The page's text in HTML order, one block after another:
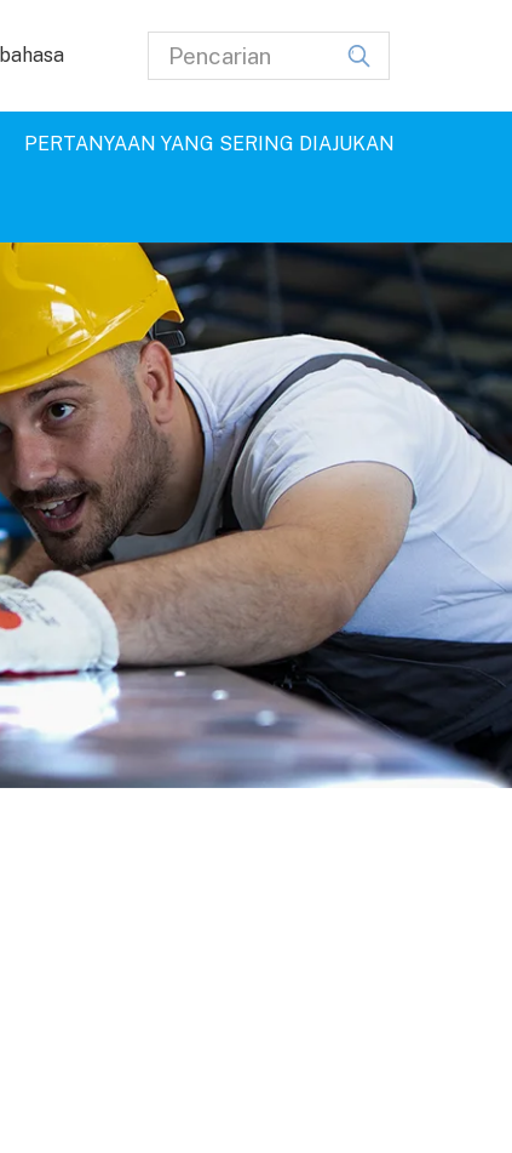
bahasa
PERTANYAAN YANG SERING DIAJUKAN